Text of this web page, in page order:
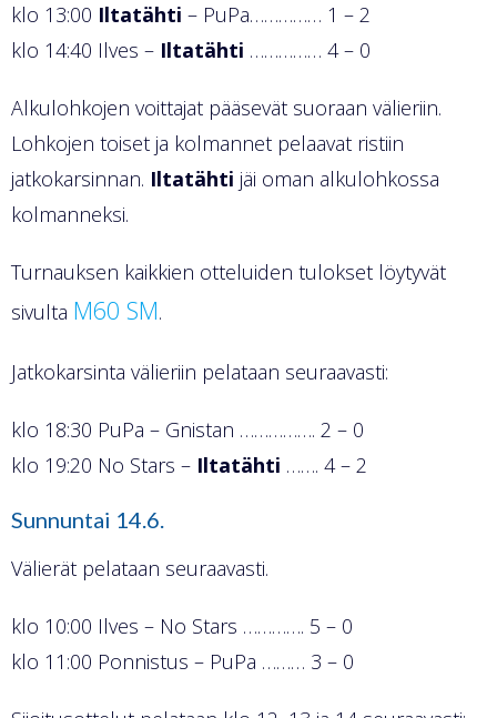
klo 13:00 Iltatähti – PuPa…………… 1 – 2
klo 14:40 Ilves – Iltatähti …………… 4 – 0
Alkulohkojen voittajat pääsevät suoraan välieriin.
Lohkojen toiset ja kolmannet pelaavat ristiin
jatkokarsinnan. Iltatähti jäi oman alkulohkossa
kolmanneksi.
Turnauksen kaikkien otteluiden tulokset löytyvät
sivulta M60 SM.
Jatkokarsinta välieriin pelataan seuraavasti:
klo 18:30 PuPa – Gnistan ……………. 2 – 0
klo 19:20 No Stars – Iltatähti ……. 4 – 2
Sunnuntai 14.6.
Välierät pelataan seuraavasti.
klo 10:00 Ilves – No Stars …………. 5 – 0
klo 11:00 Ponnistus – PuPa ……… 3 – 0